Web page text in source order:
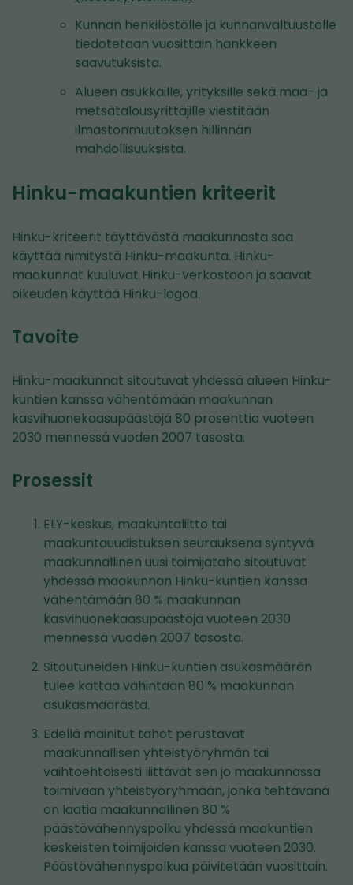
Kunnan henkilöstölle ja kunnanvaltuustolle
tiedotetaan vuosittain hankkeen
saavutuksista.
Alueen asukkaille, yrityksille sekä maa- ja
metsätalousyrittäjille viestitään
ilmastonmuutoksen hillinnän
mahdollisuuksista.
Hinku-maakuntien kriteerit
Hinku-kriteerit täyttävästä maakunnasta saa
käyttää nimitystä Hinku-maakunta. Hinku-
maakunnat kuuluvat Hinku-verkostoon ja saavat
oikeuden käyttää Hinku-logoa.
Tavoite
Hinku-maakunnat sitoutuvat yhdessä alueen Hinku-
kuntien kanssa vähentämään maakunnan
kasvihuonekaasupäästöjä 80 prosenttia vuoteen
2030 mennessä vuoden 2007 tasosta.
Prosessit
ELY-keskus, maakuntaliitto tai
maakuntauudistuksen seurauksena syntyvä
maakunnallinen uusi toimijataho sitoutuvat
yhdessä maakunnan Hinku-kuntien kanssa
vähentämään 80 % maakunnan
kasvihuonekaasupäästöjä vuoteen 2030
mennessä vuoden 2007 tasosta.
Sitoutuneiden Hinku-kuntien asukasmäärän
tulee kattaa vähintään 80 % maakunnan
asukasmäärästä.
Edellä mainitut tahot perustavat
maakunnallisen yhteistyöryhmän tai
vaihtoehtoisesti liittävät sen jo maakunnassa
toimivaan yhteistyöryhmään, jonka tehtävänä
on laatia maakunnallinen 80 %
päästövähennyspolku yhdessä maakuntien
keskeisten toimijoiden kanssa vuoteen 2030.
Päästövähennyspolkua päivitetään vuosittain.